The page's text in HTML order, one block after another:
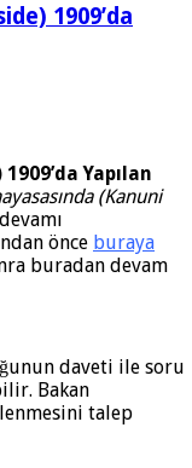
1909’da
Yapılan
(Kanuni
önce buraya
buradan devam
daveti ile soru
Bakan
talep